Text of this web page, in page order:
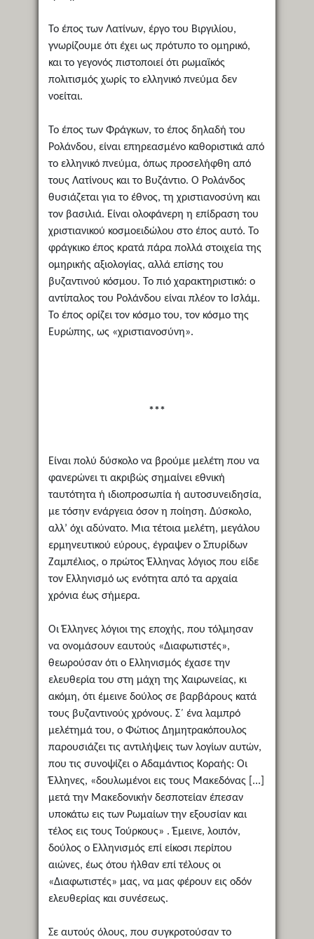
Το έπος των Λατίνων, έργο του Βιργιλίου,
γνωρίζουμε ότι έχει ως πρότυπο το ομηρικό,
και το γεγονός πιστοποιεί ότι ρωμαϊκός
πολιτισμός χωρίς το ελληνικό πνεύμα δεν
νοείται.
Το έπος των Φράγκων, το έπος δηλαδή του
Ρολάνδου, είναι επηρεασμένο καθοριστικά από
το ελληνικό πνεύμα, όπως προσελήφθη από
τους Λατίνους και το Βυζάντιο. Ο Ρολάνδος
θυσιάζεται για το έθνος, τη χριστιανοσύνη και
τον βασιλιά. Είναι ολοφάνερη η επίδραση του
χριστιανικού κοσμοειδώλου στο έπος αυτό. Το
φράγκικο έπος κρατά πάρα πολλά στοιχεία της
ομηρικής αξιολογίας, αλλά επίσης του
βυζαντινού κόσμου. Το πιό χαρακτηριστικό: ο
αντίπαλος του Ρολάνδου είναι πλέον το Ισλάμ.
Το έπος ορίζει τον κόσμο του, τον κόσμο της
Ευρώπης, ως «χριστιανοσύνη».
***
Είναι πολύ δύσκολο να βρούμε μελέτη που να
φανερώνει τι ακριβώς σημαίνει εθνική
ταυτότητα ή ιδιοπροσωπία ή αυτοσυνειδησία,
με τόσην ενάργεια όσον η ποίηση. Δύσκολο,
αλλ’ όχι αδύνατο. Μια τέτοια μελέτη, μεγάλου
ερμηνευτικού εύρους, έγραψεν ο Σπυρίδων
Ζαμπέλιος, ο πρώτος Έλληνας λόγιος που είδε
τον Ελληνισμό ως ενότητα από τα αρχαία
χρόνια έως σήμερα.
Οι Έλληνες λόγιοι της εποχής, που τόλμησαν
να ονομάσουν εαυτούς «Διαφωτιστές»,
θεωρούσαν ότι ο Ελληνισμός έχασε την
ελευθερία του στη μάχη της Χαιρωνείας, κι
ακόμη, ότι έμεινε δούλος σε βαρβάρους κατά
τους βυζαντινούς χρόνους. Σ΄ ένα λαμπρό
μελέτημά του, ο Φώτιος Δημητρακόπουλος
παρουσιάζει τις αντιλήψεις των λογίων αυτών,
που τις συνοψίζει ο Αδαμάντιος Κοραής: Οι
Έλληνες, «δουλωμένοι εις τους Μακεδόνας [...]
μετά την Μακεδονικήν δεσποτείαν έπεσαν
υποκάτω εις των Ρωμαίων την εξουσίαν και
τέλος εις τους Τούρκους» . Έμεινε, λοιπόν,
δούλος ο Ελληνισμός επί είκοσι περίπου
αιώνες, έως ότου ήλθαν επί τέλους οι
«Διαφωτιστές» μας, να μας φέρουν εις οδόν
ελευθερίας και συνέσεως.
Σε αυτούς όλους, που συγκροτούσαν το